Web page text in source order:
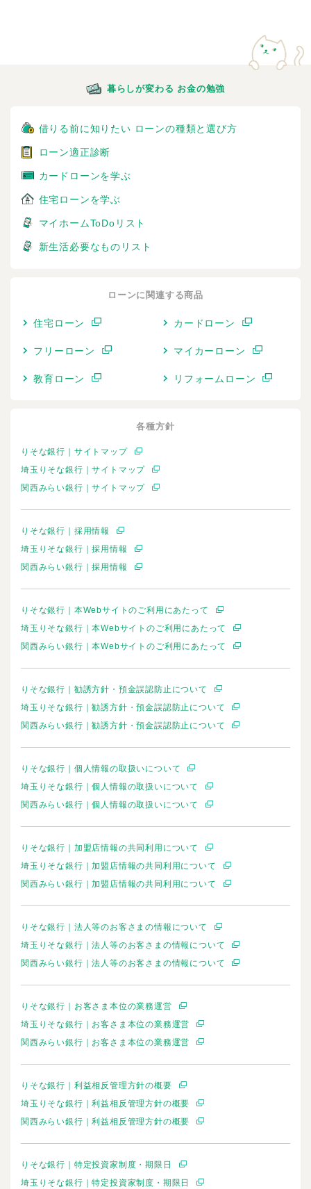
暮らしが変わる お金の勉強
借りる前に知りたい ローンの種類と選び方
ローン適正診断
カードローンを学ぶ
住宅ローンを学ぶ
マイホームToDoリスト
新生活必要なものリスト
ローンに関連する商品
住宅ローン カードローン
フリーローン マイカーローン
教育ローン リフォームローン
各種方針
りそな銀行｜サイトマップ
埼玉りそな銀行｜サイトマップ
関西みらい銀行｜サイトマップ
りそな銀行｜採用情報
埼玉りそな銀行｜採用情報
関西みらい銀行｜採用情報
りそな銀行｜本Webサイトのご利用にあたって
埼玉りそな銀行｜本Webサイトのご利用にあたって
関西みらい銀行｜本Webサイトのご利用にあたって
りそな銀行｜勧誘方針・預金誤認防止について
埼玉りそな銀行｜勧誘方針・預金誤認防止について
関西みらい銀行｜勧誘方針・預金誤認防止について
りそな銀行｜個人情報の取扱いについて
埼玉りそな銀行｜個人情報の取扱いについて
関西みらい銀行｜個人情報の取扱いについて
りそな銀行｜加盟店情報の共同利用について
埼玉りそな銀行｜加盟店情報の共同利用について
関西みらい銀行｜加盟店情報の共同利用について
りそな銀行｜法人等のお客さまの情報について
埼玉りそな銀行｜法人等のお客さまの情報について
関西みらい銀行｜法人等のお客さまの情報について
りそな銀行｜お客さま本位の業務運営
埼玉りそな銀行｜お客さま本位の業務運営
関西みらい銀行｜お客さま本位の業務運営
りそな銀行｜利益相反管理方針の概要
埼玉りそな銀行｜利益相反管理方針の概要
関西みらい銀行｜利益相反管理方針の概要
りそな銀行｜特定投資家制度・期限日
埼玉りそな銀行｜特定投資家制度・期限日